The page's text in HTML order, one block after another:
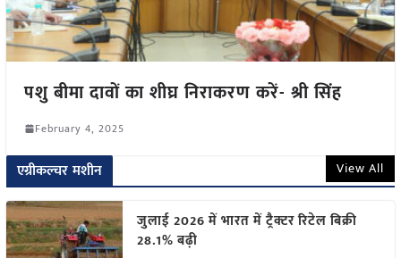
पशु बीमा दावों का शीघ्र निराकरण करें- श्री सिंह
February 4, 2025
एग्रीकल्चर मशीन View All
जुलाई 2026 में भारत में ट्रैक्टर रिटेल बिक्री
28.1% बढ़ी